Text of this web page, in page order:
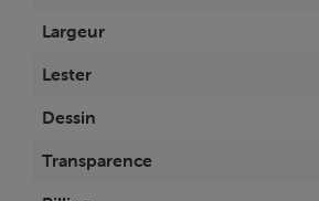
Largeur
Lester
Dessin
Transparence